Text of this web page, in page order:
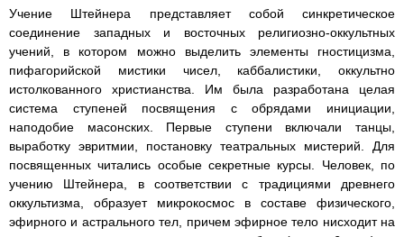
Учение Штейнера представляет собой синкретическое
соединение западных и восточных религиозно-оккультных
учений, в котором можно выделить элементы гностицизма,
пифагорийской мистики чисел, каббалистики, оккультно
истолкованного христианства. Им была разработана целая
система ступеней посвящения с обрядами инициации,
наподобие масонских. Первые ступени включали танцы,
выработку эвритмии, постановку театральных мистерий. Для
посвященных читались особые секретные курсы. Человек, по
учению Штейнера, в соответствии с традициями древнего
оккультизма, образует микрокосмос в составе физического,
эфирного и астрального тел, причем эфирное тело нисходит на